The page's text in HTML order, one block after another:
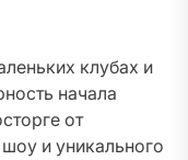
клубах и
начала
от
и уникального